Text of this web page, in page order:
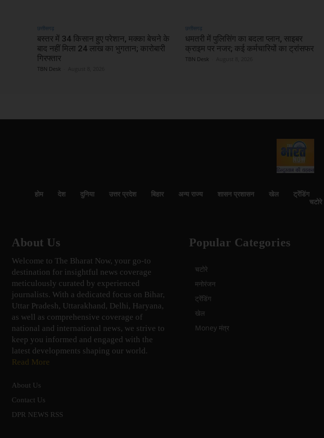
छत्तीसगढ़
बस्तर में 34 किसान हुए परेशान, मक्का बेचने के
बाद नहीं मिला 24 लाख का भुगतान; कारोबारी
गिरफ्तार
TBN Desk
छत्तीसगढ़
धमतरी में पुलिसिंग का बदला प्लान, साइबर
क्राइम पर नजर; कई कर्मचारियों का ट्रांसफर
TBN Desk
होम देश दुनिया उत्तर प्रदेश बिहार अन्य राज्य शासन प्रशासन खेल ट्रेंडिंग
चटोरे
About Us
Welcome to The Bharat Now, your go-to
destination for insightful news coverage
meticulously curated by experienced
journalists. With a dedicated focus on Bihar,
Uttar Pradesh, Uttarakhand, Delhi, Haryana,
as well as comprehensive coverage of
national and international news, we strive to
keep you informed and engaged with the
latest developments shaping our world.
Read More
About Us
Contact Us
DPR NEWS RSS
Popular Categories
चटोरे
मनोरंजन
ट्रेंडिंग
खेल
Money मंत्र